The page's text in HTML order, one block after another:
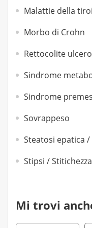
Malattie della
Morbo di Crohn
Rettocolite
Sindrome
Sindrome
Sovrappeso
Steatosi epatica
Stipsi / Stitichezza
Mi trovi